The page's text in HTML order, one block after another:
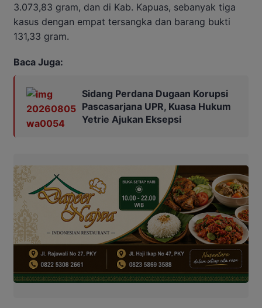
3.073,83 gram, dan di Kab. Kapuas, sebanyak tiga
kasus dengan empat tersangka dan barang bukti
131,33 gram.
Baca Juga:
Sidang Perdana Dugaan Korupsi
Pascasarjana UPR, Kuasa Hukum
Yetrie Ajukan Eksepsi